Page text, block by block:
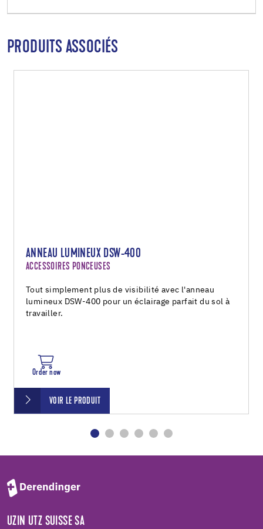
PRODUITS ASSOCIÉS
ANNEAU LUMINEUX DSW-400
ACCESSOIRES PONCEUSES
Tout simplement plus de visibilité avec l'anneau
lumineux DSW-400 pour un éclairage parfait du sol à
travailler.
Order now
VOIR LE PRODUIT
UZIN UTZ SUISSE SA